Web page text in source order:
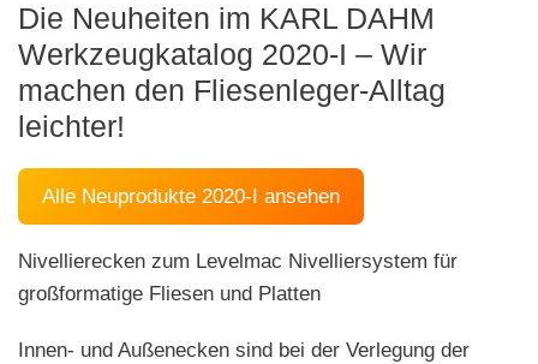
Die Neuheiten im KARL DAHM
Werkzeugkatalog 2020-I – Wir
machen den Fliesenleger-Alltag
leichter!
Alle Neuprodukte 2020-I ansehen
Nivellierecken zum Levelmac Nivelliersystem für
großformatige Fliesen und Platten
Innen- und Außenecken sind bei der Verlegung der